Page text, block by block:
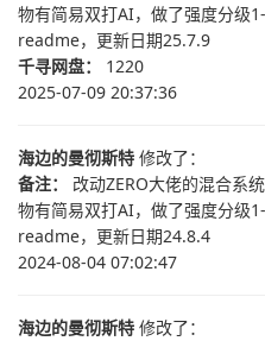
物有简易双打AI，做了强度分级
readme，更新日期25.7.9
千寻网盘： 1220
2025-07-09 20:37:36
海边的曼彻斯特 修改了：
备注： 改动ZERO大佬的混合系
物有简易双打AI，做了强度分级
readme，更新日期24.8.4
2024-08-04 07:02:47
海边的曼彻斯特 修改了：